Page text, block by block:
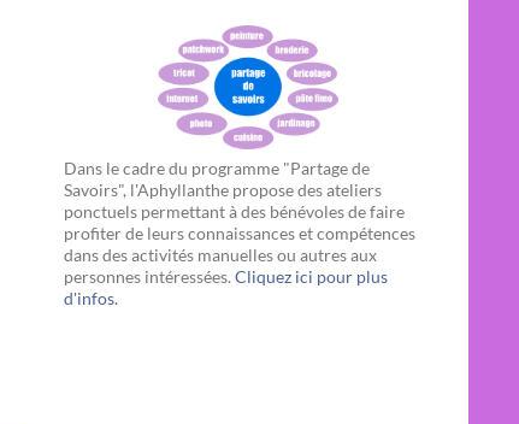
Dans le cadre du programme "Partage de
Savoirs", l'Aphyllanthe propose des ateliers
ponctuels permettant à des bénévoles de faire
profiter de leurs connaissances et compétences
dans des activités manuelles ou autres aux
personnes intéressées. Cliquez ici pour plus
d'infos.